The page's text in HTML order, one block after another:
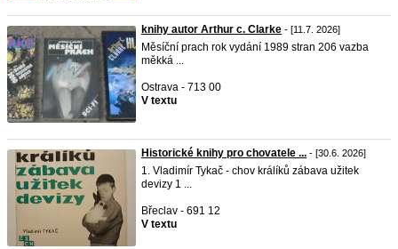
knihy autor Arthur c. Clarke - [11.7. 2026]
Měsíční prach rok vydání 1989 stran 206 vazba
měkká ...
Ostrava - 713 00
V textu
Historické knihy pro chovatele ... - [30.6. 2026]
1. Vladimír Tykač - chov králíků zábava užitek
devizy 1 ...
Břeclav - 691 12
V textu